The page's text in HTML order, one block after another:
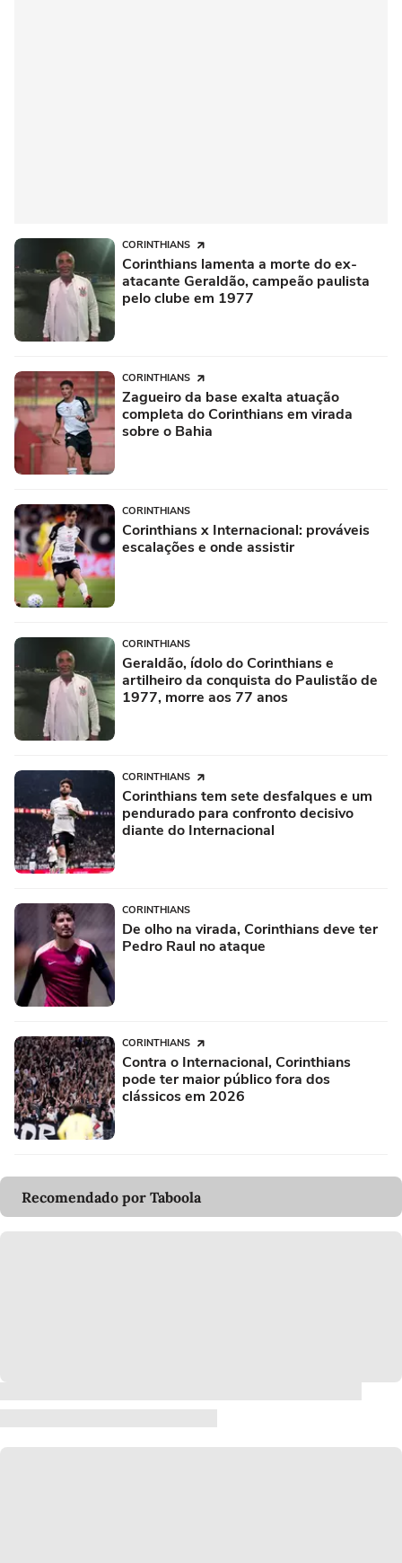
CORINTHIANS
Corinthians lamenta a morte do ex-
atacante Geraldão, campeão paulista
pelo clube em 1977
CORINTHIANS
Zagueiro da base exalta atuação
completa do Corinthians em virada
sobre o Bahia
CORINTHIANS
Corinthians x Internacional: prováveis
escalações e onde assistir
CORINTHIANS
Geraldão, ídolo do Corinthians e
artilheiro da conquista do Paulistão de
1977, morre aos 77 anos
CORINTHIANS
Corinthians tem sete desfalques e um
pendurado para confronto decisivo
diante do Internacional
CORINTHIANS
De olho na virada, Corinthians deve ter
Pedro Raul no ataque
CORINTHIANS
Contra o Internacional, Corinthians
pode ter maior público fora dos
clássicos em 2026
Recomendado por Taboola